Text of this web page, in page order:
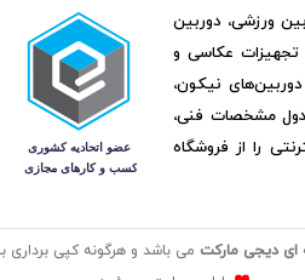
ورزشی، دوربین
تجهیزات عکاسی و
نیکون،
مشخصات فنی،
را از فروشگاه
ای دیجی مارکت می باشد و هرگونه کپی برداری